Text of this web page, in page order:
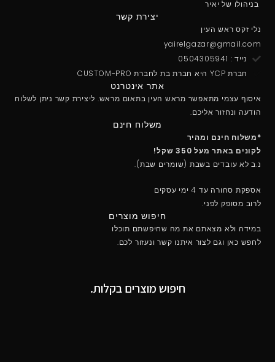
בניהולו של יאיר
יצירת קשר
נלי זקס ראש העין
yairelgazar@gmail.com
נייד : 0504305941
חברת YCP היא חברת בת לחברת CUSTOM-PRO
אתר אינטרנט
איסוף עצמי מתאפשר מראש העין בתאום מראש. ליצירת קשר ניתן לשלוח
הודעה ונחזור אליכם.
משלוח חינם
*משלוח חינם ומהיר
לקונים באתר מעל 350 שקל!
נ.ב לא עובדים בשבת (שומרים שבת).
אספקת סחורה עד 4 ימי עסקים
לרוב מסופק לפני.
חיפוש מוצרים
במידה ולא מצאתם את מה שחיפשתם תוכלו
לחפש כאן וגם לצור איתנו קשר ונעזור לכם.
חיפוש מוצרים בקלות.